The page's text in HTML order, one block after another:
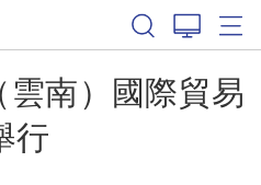
南）國際貿易
行